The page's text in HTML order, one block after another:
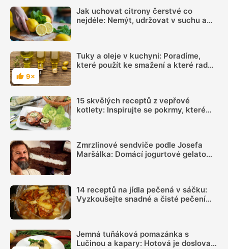
Jak uchovat citrony čerstvé co
nejdéle: Nemýt, udržovat v suchu a
Hodnocení
9×
Tuky a oleje v kuchyni: Poradíme,
které použít ke smažení a které raději
15 skvělých receptů z vepřové
kotlety: Inspirujte se pokrmy, které
Zmrzlinové sendviče podle Josefa
Maršálka: Domácí jogurtové gelato
14 receptů na jídla pečená v sáčku:
Vyzkoušejte snadné a čisté pečení
Jemná tuňáková pomazánka s
Lučinou a kapary: Hotová je doslova